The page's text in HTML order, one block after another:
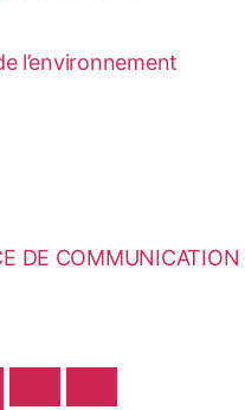
l’environnement
DE COMMUNICATION